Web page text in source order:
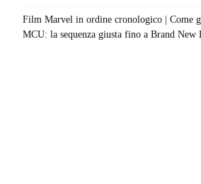
Film Marvel in ordine cronologico | Come
MCU: la sequenza giusta fino a Brand New